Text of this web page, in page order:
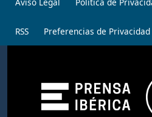
Aviso Legal Política de
RSS Preferencias de Privacidad